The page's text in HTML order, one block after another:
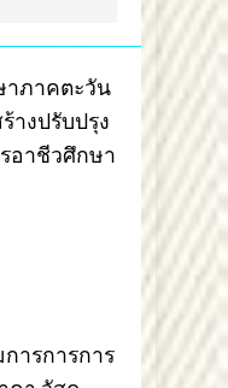
าภาคตะวัน
างปรับปรุง
อาชีวศึกษา
ารการการ